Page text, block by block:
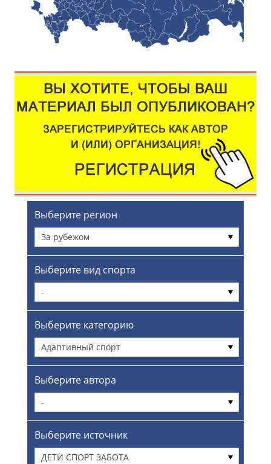
Выберите регион
За рубежом
Выберите вид спорта
-
Выберите категорию
Адаптивный спорт
Выберите автора
-
Выберите источник
ДЕТИ СПОРТ ЗАБОТА